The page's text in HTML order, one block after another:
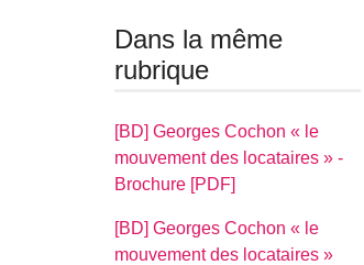
Dans la même
rubrique
[BD] Georges Cochon « le
mouvement des locataires » -
Brochure [PDF]
[BD] Georges Cochon « le
mouvement des locataires »